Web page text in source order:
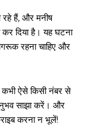
हैं, और मनीष
कर दिया है। यह घटना
रहना चाहिए और
कभी ऐसे किसी नंबर से
साझा करें। और
करना न भूलें!